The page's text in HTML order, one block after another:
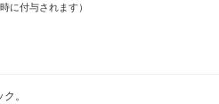
に付与されます）
。